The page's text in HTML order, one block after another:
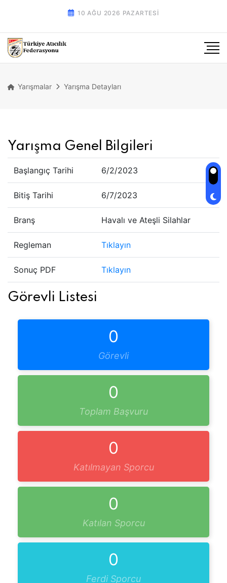
10 AĞU 2026 PAZARTESI
Yarışmalar Yarışma Detayları
Yarışma Genel Bilgileri
Başlangıç Tarihi 6/2/2023
Bitiş Tarihi 6/7/2023
Branş Havalı ve Ateşli Silahlar
Regleman Tıklayın
Sonuç PDF Tıklayın
Görevli Listesi
0
Görevli
0
Toplam Başvuru
0
Katılmayan Sporcu
0
Katılan Sporcu
0
Ferdi Sporcu